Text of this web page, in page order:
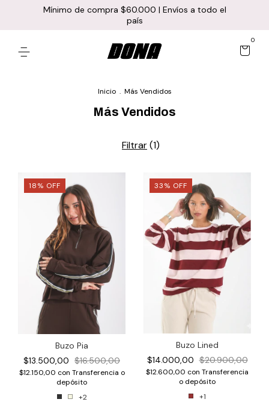
Mínimo de compra $60.000 | Envíos a todo el
país
0
Inicio . Más Vendidos
Más Vendidos
Filtrar(1)
18% OFF
Buzo Pia
$13.500,00 $16.500,00
$12.150,00 con Transferencia o
depósito
+2
33% OFF
Buzo Lined
$14.000,00 $20.900,00
$12.600,00 con Transferencia
o depósito
+1